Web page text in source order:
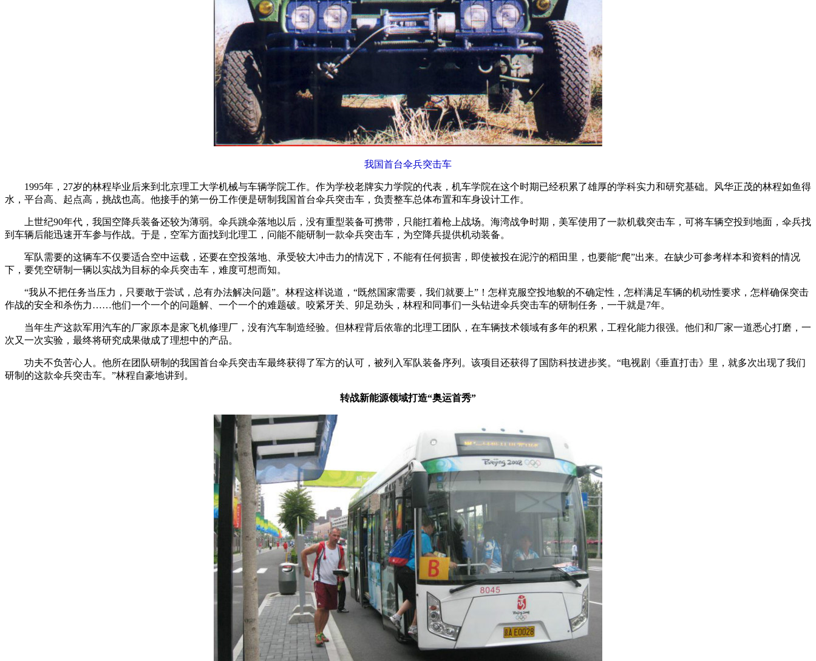
我国首台伞兵突击车
1995年，27岁的林程毕业后来到北京理工大学机械与车辆学院工作。作为学校老牌实力学院的代表，机车学院在这个时期已经积累了雄厚的学科实力和研究基础。风华正茂的林程如鱼得
水，平台高、起点高，挑战也高。他接手的第一份工作便是研制我国首台伞兵突击车，负责整车总体布置和车身设计工作。
上世纪90年代，我国空降兵装备还较为薄弱。伞兵跳伞落地以后，没有重型装备可携带，只能扛着枪上战场。海湾战争时期，美军使用了一款机载突击车，可将车辆空投到地面，伞兵找
到车辆后能迅速开车参与作战。于是，空军方面找到北理工，问能不能研制一款伞兵突击车，为空降兵提供机动装备。
军队需要的这辆车不仅要适合空中运载，还要在空投落地、承受较大冲击力的情况下，不能有任何损害，即使被投在泥泞的稻田里，也要能“爬”出来。在缺少可参考样本和资料的情况
下，要凭空研制一辆以实战为目标的伞兵突击车，难度可想而知。
“我从不把任务当压力，只要敢于尝试，总有办法解决问题”。林程这样说道，“既然国家需要，我们就要上”！怎样克服空投地貌的不确定性，怎样满足车辆的机动性要求，怎样确保突击
作战的安全和杀伤力……他们一个一个的问题解、一个一个的难题破。咬紧牙关、卯足劲头，林程和同事们一头钻进伞兵突击车的研制任务，一干就是7年。
当年生产这款军用汽车的厂家原本是家飞机修理厂，没有汽车制造经验。但林程背后依靠的北理工团队，在车辆技术领域有多年的积累，工程化能力很强。他们和厂家一道悉心打磨，一
次又一次实验，最终将研究成果做成了理想中的产品。
功夫不负苦心人。他所在团队研制的我国首台伞兵突击车最终获得了军方的认可，被列入军队装备序列。该项目还获得了国防科技进步奖。“电视剧《垂直打击》里，就多次出现了我们
研制的这款伞兵突击车。”林程自豪地讲到。
转战新能源领域打造“奥运首秀”